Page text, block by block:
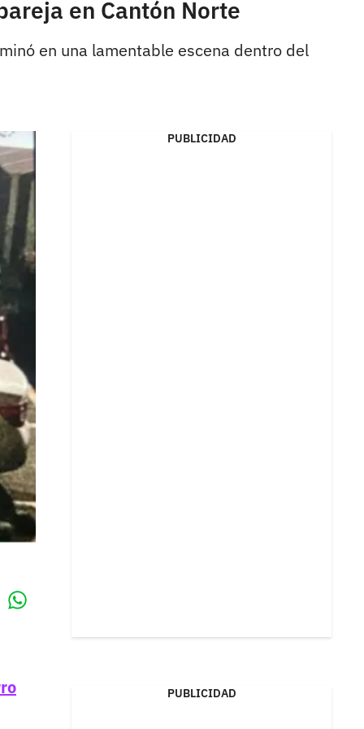
en Cantón Norte
en una lamentable escena dentro del
PUBLICIDAD
PUBLICIDAD